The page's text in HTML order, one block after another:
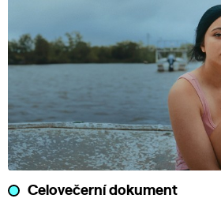
Celovečerní dokument